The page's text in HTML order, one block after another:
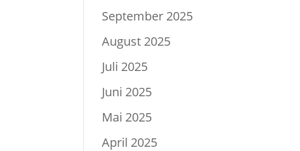
September 2025
August 2025
Juli 2025
Juni 2025
Mai 2025
April 2025